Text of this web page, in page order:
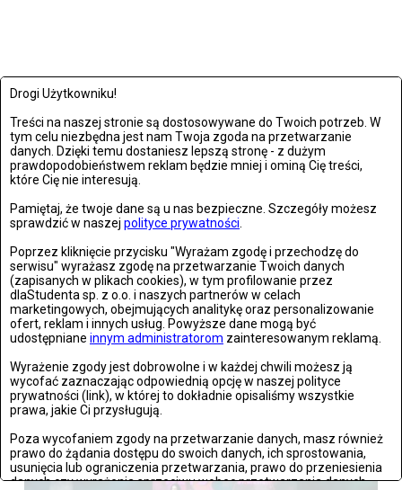
Drogi Użytkowniku!
Treści na naszej stronie są dostosowywane do Twoich potrzeb. W
tym celu niezbędna jest nam Twoja zgoda na przetwarzanie
danych. Dzięki temu dostaniesz lepszą stronę - z dużym
prawdopodobieństwem reklam będzie mniej i ominą Cię treści,
które Cię nie interesują.
Pamiętaj, że twoje dane są u nas bezpieczne. Szczegóły możesz
sprawdzić w naszej polityce prywatności
Poprzez kliknięcie przycisku "Wyrażam zgodę i przechodzę do
serwisu" wyrażasz zgodę na przetwarzanie Twoich danych
(zapisanych w plikach cookies), w tym profilowanie przez
dlaStudenta sp. z o.o. i naszych partnerów w celach
marketingowych, obejmujących analitykę oraz personalizowanie
ofert, reklam i innych usług. Powyższe dane mogą być
udostępniane innym administratorom zainteresowanym reklamą.
Wyrażenie zgody jest dobrowolne i w każdej chwili możesz ją
wycofać zaznaczając odpowiednią opcję w naszej polityce
prywatności (link), w której to dokładnie opisaliśmy wszystkie
prawa, jakie Ci przysługują.
Poza wycofaniem zgody na przetwarzanie danych, masz również
prawo do żądania dostępu do swoich danych, ich sprostowania,
usunięcia lub ograniczenia przetwarzania, prawo do przeniesienia
danych czy wyrażenia sprzeciwu wobec przetwarzania danych.
NAJNOWSZE GALERIE